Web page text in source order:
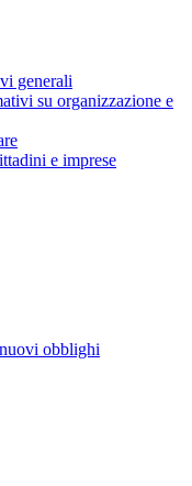
generali
su organizzazione e
e imprese
obblighi